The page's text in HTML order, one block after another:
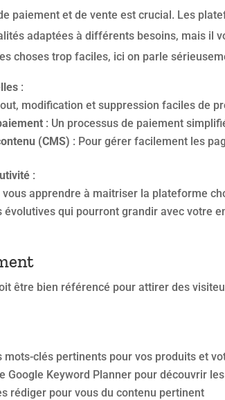
paiement et de vente est crucial. Les
adaptées à différents besoins, mais il
choses trop faciles, ici on parle
:
modification et suppression faciles de
: Un processus de paiement
(CMS) : Pour gérer facilement les
:
vous apprendre à maitriser la plateforme
évolutives qui pourront grandir avec votre
être bien référencé pour attirer des
clés pertinents pour vos produits et
Google Keyword Planner pour découvrir
rédiger pour vous du contenu pertinent